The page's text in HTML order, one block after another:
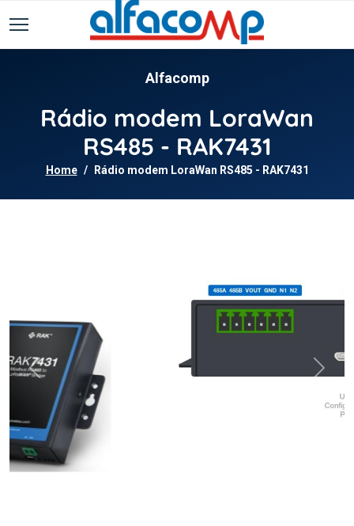
Alfacomp
Rádio modem LoraWan
RS485 - RAK7431
Home Rádio modem LoraWan RS485 - RAK7431
Previous Next